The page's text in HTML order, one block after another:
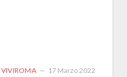
VIVIROMA 17 Marzo 2022